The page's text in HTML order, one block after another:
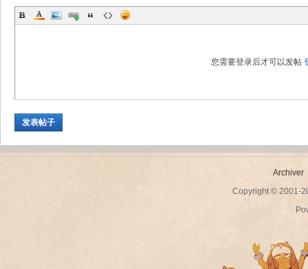
您需要登录后才可以发帖
发表帖子
Archiver
Copyright © 2001-